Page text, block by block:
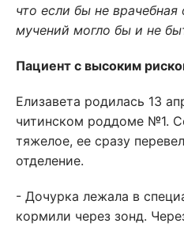
что если бы не
мучений могло бы и не
Пациент с высоким
Елизавета родилась 13
читинском роддоме №1.
тяжелое, ее сразу
отделение.
- Дочурка лежала в
кормили через зонд.